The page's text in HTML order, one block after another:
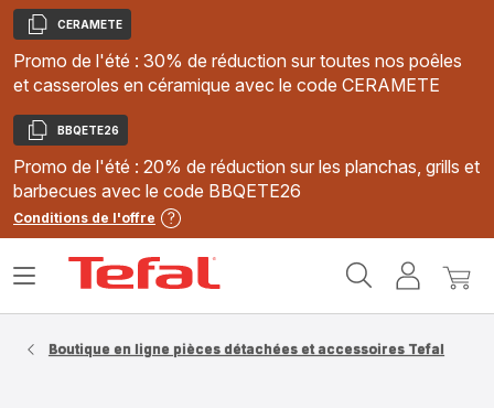
Copier
CERAMETE
Promo de l'été : 30% de réduction sur toutes nos poêles
et casseroles en céramique avec le code CERAMETE
Copier
BBQETE26
Promo de l'été : 20% de réduction sur les planchas, grills et
barbecues avec le code BBQETE26
Conditions de l'offre
MonMon
Ouvrir
Boutique en ligne pièces détachées et accessoires Tefal